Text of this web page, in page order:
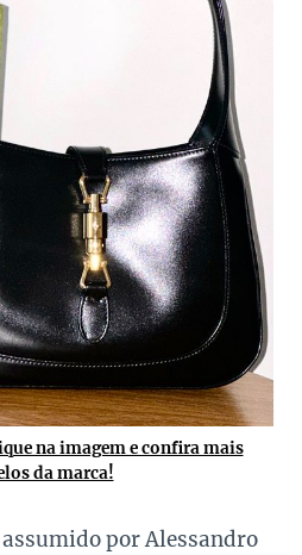
na imagem e confira mais
da marca!
por Alessandro